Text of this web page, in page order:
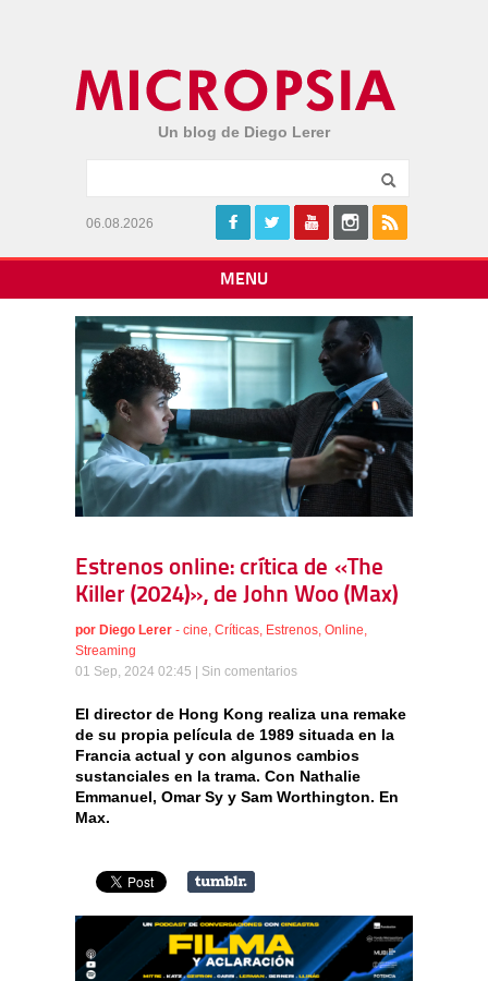
Un blog de Diego Lerer
06.08.2026
MENU
Estrenos online: crítica de «The
Killer (2024)», de John Woo (Max)
por Diego Lerer - cine Críticas Estrenos Online
Streaming
01 Sep, 2024 02:45 | Sin comentarios
El director de Hong Kong realiza una remake
de su propia película de 1989 situada en la
Francia actual y con algunos cambios
sustanciales en la trama. Con Nathalie
Emmanuel, Omar Sy y Sam Worthington. En
Max.